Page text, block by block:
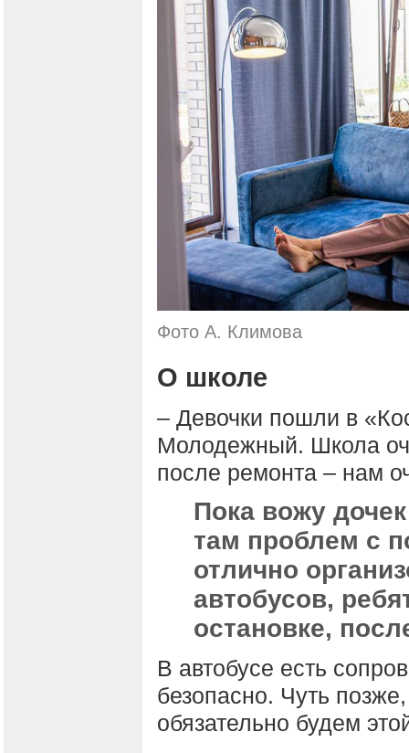
Фото А. Климова
О школе
– Девочки пошли в
Молодежный. Школа
после ремонта – нам
Пока вожу
там проблем с
отлично
автобусов,
остановке,
В автобусе есть
безопасно. Чуть
обязательно будем